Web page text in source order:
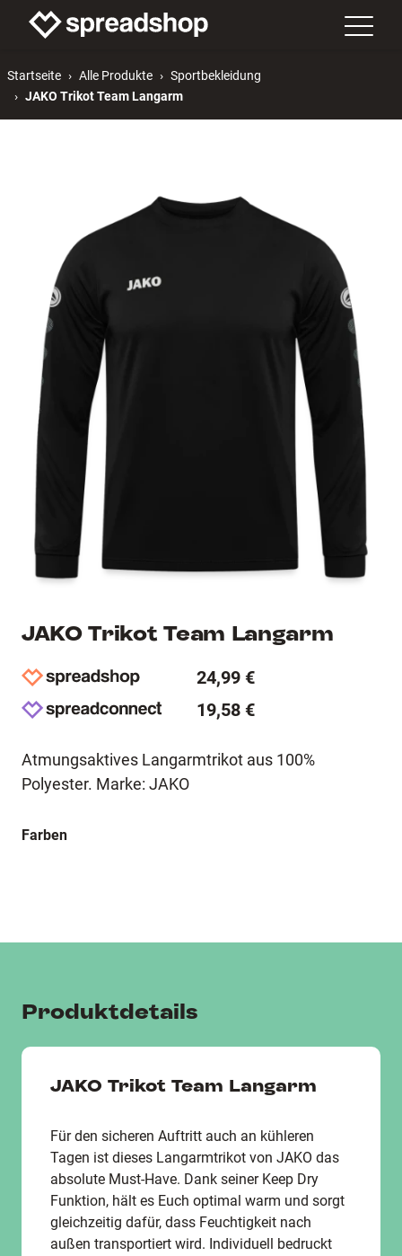
Startseite Alle Produkte
Sportbekleidung
JAKO Trikot Team Langarm
JAKO Trikot Team Langarm
24,99 €
19,58 €
Atmungsaktives Langarmtrikot aus 100%
Polyester. Marke: JAKO
Farben
Produktdetails
JAKO Trikot Team Langarm
Für den sicheren Auftritt auch an kühleren
Tagen ist dieses Langarmtrikot von JAKO das
absolute Must-Have. Dank seiner Keep Dry
Funktion, hält es Euch optimal warm und sorgt
gleichzeitig dafür, dass Feuchtigkeit nach
außen transportiert wird. Individuell bedruckt